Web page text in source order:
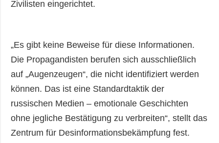
Zivilisten eingerichtet.
„Es gibt keine Beweise für diese Informationen.
Die Propagandisten berufen sich ausschließlich
auf „Augenzeugen“, die nicht identifiziert werden
können. Das ist eine Standardtaktik der
russischen Medien – emotionale Geschichten
ohne jegliche Bestätigung zu verbreiten“, stellt das
Zentrum für Desinformationsbekämpfung fest.